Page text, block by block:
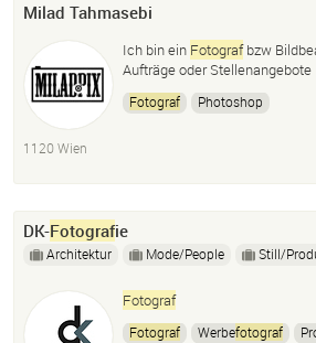
Milad Tahmasebi
Ich bin ein Fotografbzw
Aufträge oder Stellenangebote
Fotograf Photoshop
1120 Wien
DK-Fotografie
Architektur Mode/People Still/
Fotograf
Fotograf Werbefotograf